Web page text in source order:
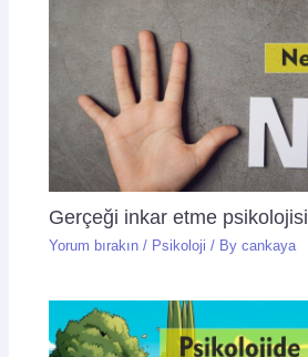
Gerçeği inkar etme psikolojisi
Yorum bırakın / Psikoloji / Bycankaya